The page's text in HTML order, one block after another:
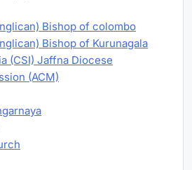
Bishop of colombo
Bishop of Kurunagala
(CSI) Jaffna Diocese
(ACM)